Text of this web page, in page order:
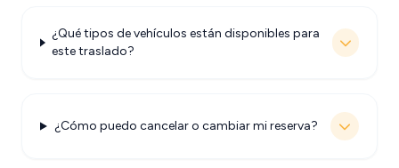
¿Qué tipos de vehículos están disponibles para
este traslado?
¿Cómo puedo cancelar o cambiar mi reserva?